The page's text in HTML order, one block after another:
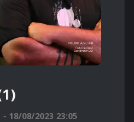
18/08/2023 23:05